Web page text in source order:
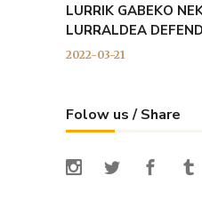
LURRIK GABEKO
LURRALDEA
2022-03-21
Folow us / Share